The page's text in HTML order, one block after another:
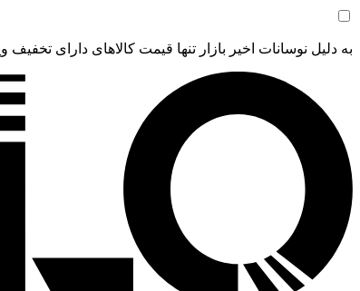
به دلیل نوسانات اخیر بازار تنها قیمت کالاهای دارای